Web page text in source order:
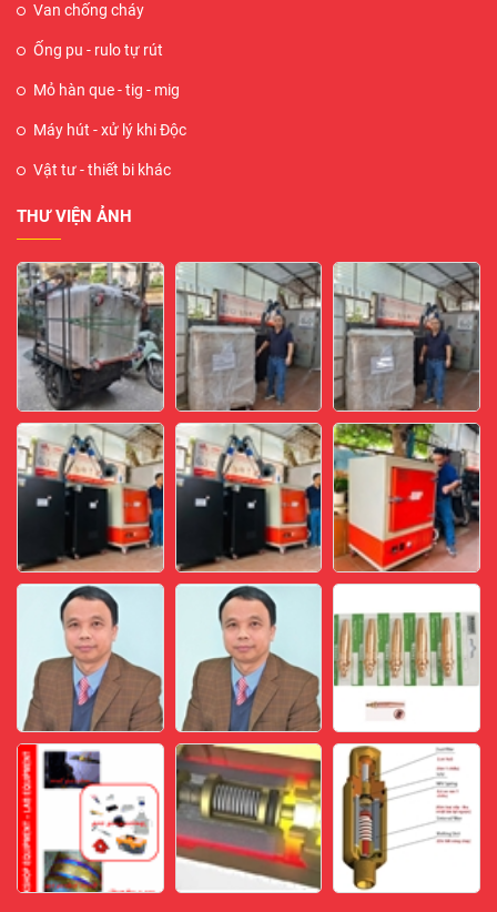
Van chống cháy
Ống pu - rulo tự rút
Mỏ hàn que - tig - mig
Máy hút - xử lý khi Độc
Vật tư - thiết bi khác
THƯ VIỆN ẢNH